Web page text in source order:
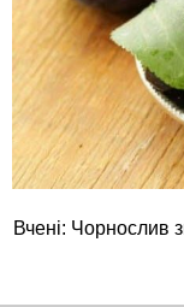
Вчені: Чорнослив